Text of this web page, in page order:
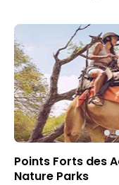
Points Forts des
Nature Parks